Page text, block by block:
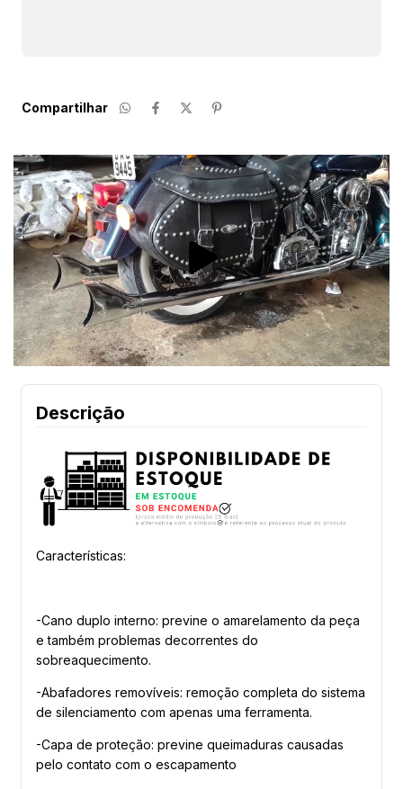
Compartilhar
Descrição
Características:
-Cano duplo interno: previne o amarelamento da peça
e também problemas decorrentes do
sobreaquecimento.
-Abafadores removíveis: remoção completa do sistema
de silenciamento com apenas uma ferramenta.
-Capa de proteção: previne queimaduras causadas
pelo contato com o escapamento